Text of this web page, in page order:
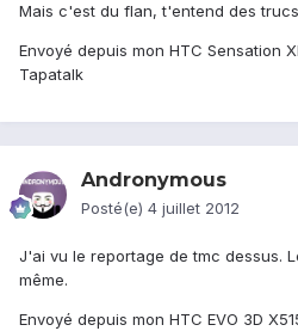
Mais c'est du flan, t'entend des
Envoyé depuis mon HTC Sensation
Tapatalk
Andronymous
Posté(e) 4 juillet 2012
J'ai vu le reportage de tmc dessus.
même.
Envoyé depuis mon HTC EVO 3D